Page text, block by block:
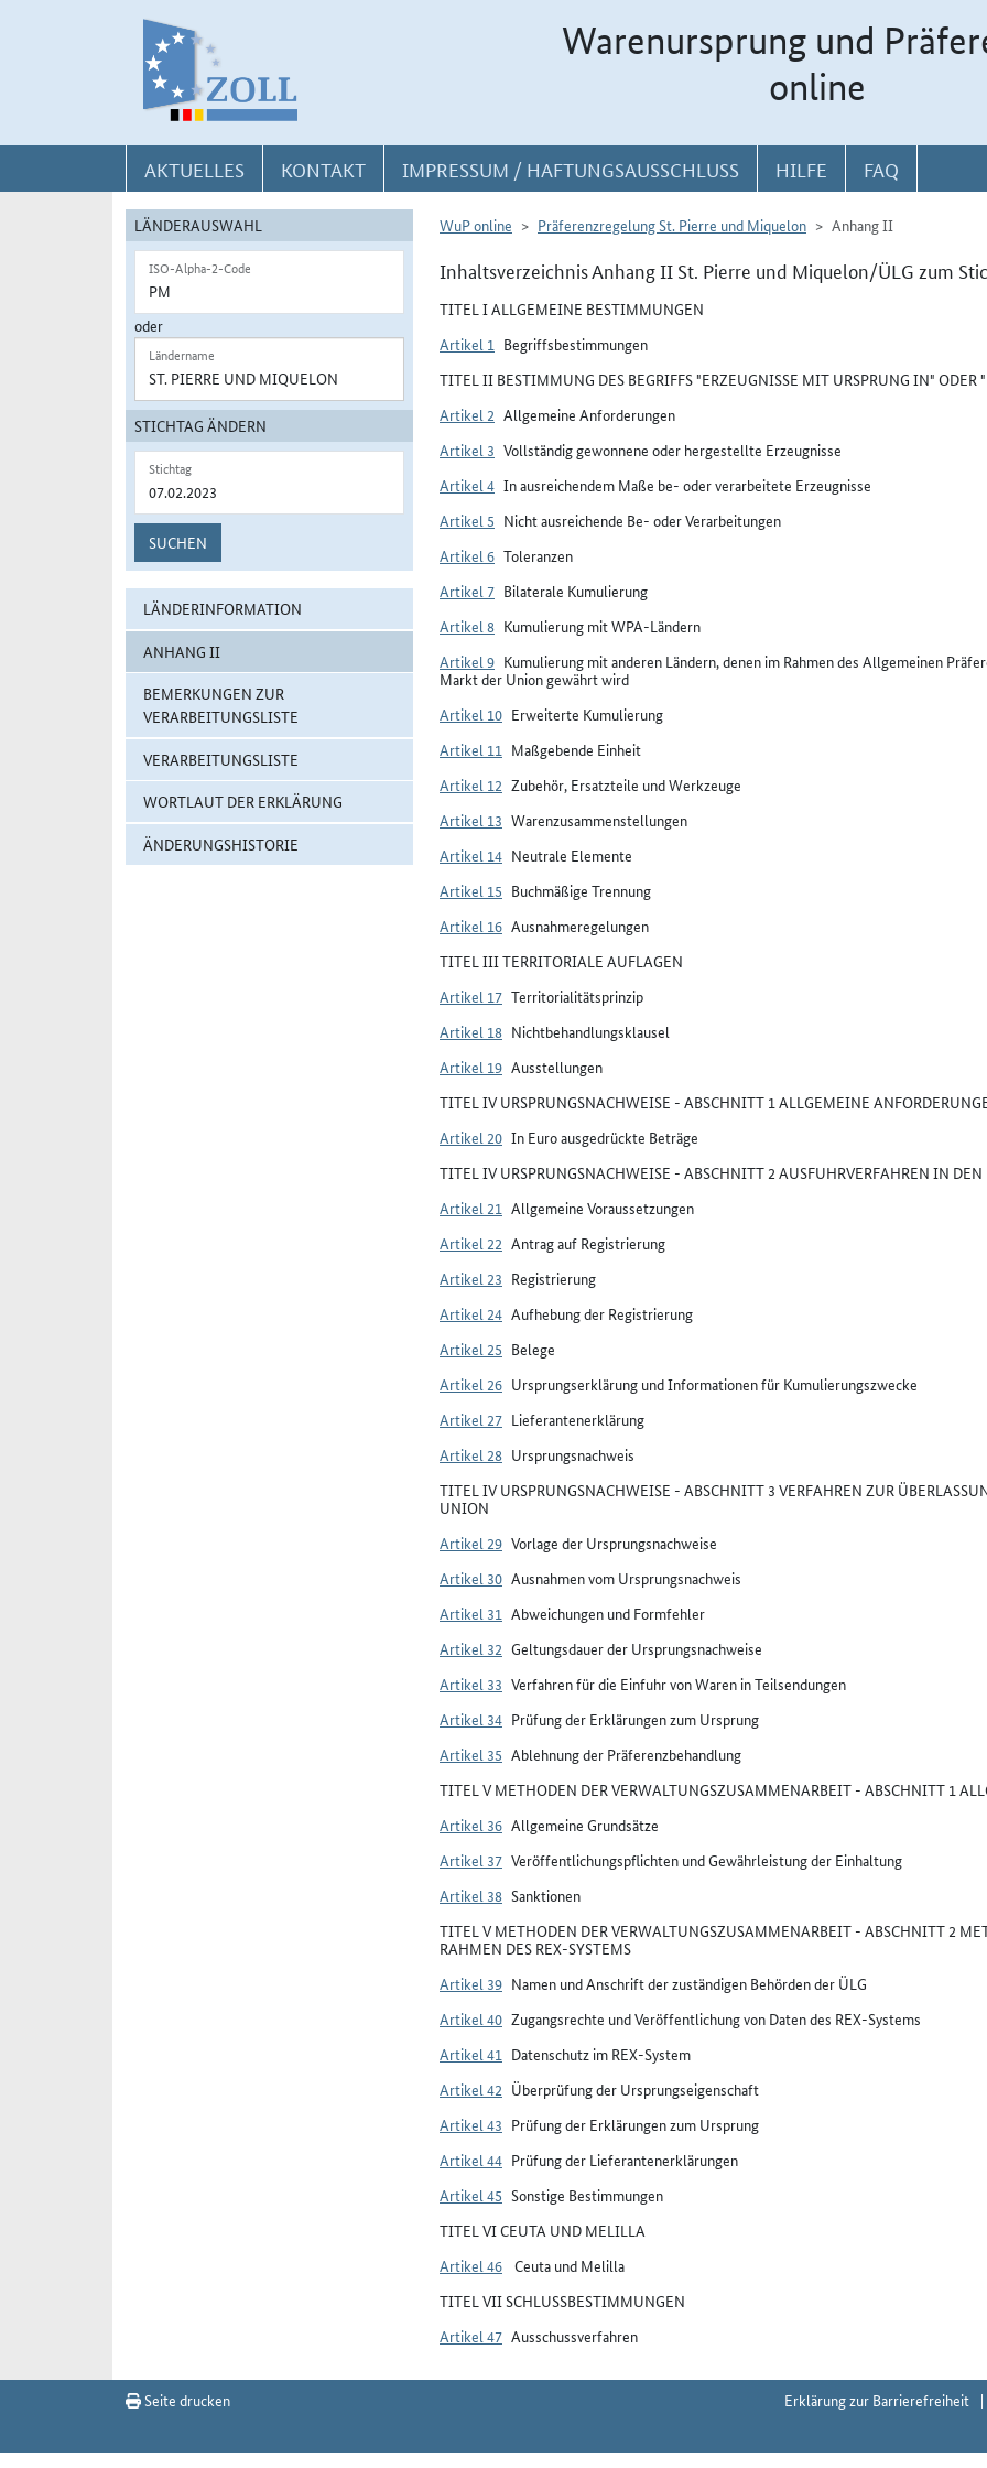
Warenursprung und
online
AKTUELLES KONTAKT IMPRESSUM / HAFTUNGSAUSSCHLUSS HILFE FAQ
LÄNDERAUSWAHL
ISO-Alpha-2-Code
oder
Ländername
STICHTAG ÄNDERN
Stichtag
SUCHEN
LÄNDERINFORMATION
ANHANG II
BEMERKUNGEN ZUR
VERARBEITUNGSLISTE
VERARBEITUNGSLISTE
WORTLAUT DER ERKLÄRUNG
ÄNDERUNGSHISTORIE
WuP online Präferenzregelung St. Pierre und Miquelon Anhang II
Inhaltsverzeichnis Anhang II St. Pierre und Miquelon/ÜLG zum
TITEL I ALLGEMEINE BESTIMMUNGEN
Artikel 1 Begriffsbestimmungen
TITEL II BESTIMMUNG DES BEGRIFFS "ERZEUGNISSE MIT URSPRUNG IN" ODER
Artikel 2 Allgemeine Anforderungen
Artikel 3 Vollständig gewonnene oder hergestellte Erzeugnisse
Artikel 4 In ausreichendem Maße be- oder verarbeitete Erzeugnisse
Artikel 5 Nicht ausreichende Be- oder Verarbeitungen
Artikel 6 Toleranzen
Artikel 7 Bilaterale Kumulierung
Artikel 8 Kumulierung mit WPA-Ländern
Artikel 9 Kumulierung mit anderen Ländern, denen im Rahmen des Allgemeinen
Markt der Union gewährt wird
Artikel 10 Erweiterte Kumulierung
Artikel 11 Maßgebende Einheit
Artikel 12 Zubehör, Ersatzteile und Werkzeuge
Artikel 13 Warenzusammenstellungen
Artikel 14 Neutrale Elemente
Artikel 15 Buchmäßige Trennung
Artikel 16 Ausnahmeregelungen
TITEL III TERRITORIALE AUFLAGEN
Artikel 17 Territorialitätsprinzip
Artikel 18 Nichtbehandlungsklausel
Artikel 19 Ausstellungen
TITEL IV URSPRUNGSNACHWEISE - ABSCHNITT 1 ALLGEMEINE
Artikel 20 In Euro ausgedrückte Beträge
TITEL IV URSPRUNGSNACHWEISE - ABSCHNITT 2 AUSFUHRVERFAHREN IN DEN
Artikel 21 Allgemeine Voraussetzungen
Artikel 22 Antrag auf Registrierung
Artikel 23 Registrierung
Artikel 24 Aufhebung der Registrierung
Artikel 25 Belege
Artikel 26 Ursprungserklärung und Informationen für Kumulierungszwecke
Artikel 27 Lieferantenerklärung
Artikel 28 Ursprungsnachweis
TITEL IV URSPRUNGSNACHWEISE - ABSCHNITT 3 VERFAHREN ZUR
UNION
Artikel 29 Vorlage der Ursprungsnachweise
Artikel 30 Ausnahmen vom Ursprungsnachweis
Artikel 31 Abweichungen und Formfehler
Artikel 32 Geltungsdauer der Ursprungsnachweise
Artikel 33 Verfahren für die Einfuhr von Waren in Teilsendungen
Artikel 34 Prüfung der Erklärungen zum Ursprung
Artikel 35 Ablehnung der Präferenzbehandlung
TITEL V METHODEN DER VERWALTUNGSZUSAMMENARBEIT - ABSCHNITT 1
Artikel 36 Allgemeine Grundsätze
Artikel 37 Veröffentlichungspflichten und Gewährleistung der Einhaltung
Artikel 38 Sanktionen
TITEL V METHODEN DER VERWALTUNGSZUSAMMENARBEIT - ABSCHNITT 2
RAHMEN DES REX-SYSTEMS
Artikel 39 Namen und Anschrift der zuständigen Behörden der ÜLG
Artikel 40 Zugangsrechte und Veröffentlichung von Daten des REX-Systems
Artikel 41 Datenschutz im REX-System
Artikel 42 Überprüfung der Ursprungseigenschaft
Artikel 43 Prüfung der Erklärungen zum Ursprung
Artikel 44 Prüfung der Lieferantenerklärungen
Artikel 45 Sonstige Bestimmungen
TITEL VI CEUTA UND MELILLA
Artikel 46 Ceuta und Melilla
TITEL VII SCHLUSSBESTIMMUNGEN
Artikel 47 Ausschussverfahren
Seite drucken Erklärung zur Barrierefreiheit